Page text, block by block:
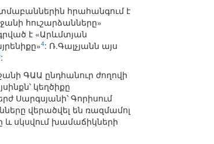
հրահանգում է
հուշարձանները»
է «Արևմտյան
4: Ռ.Գալչյանն այս
:
ԳԱԱ ընդհանուր ժողովի
կեղծիքը
Սարգսյանի՝ Գորիսում
վերածվել են ռազմամոլ
և սկսվում խամաճիկների